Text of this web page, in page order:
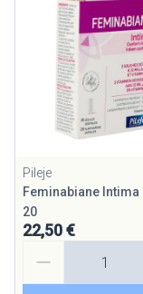
Pileje
Feminabiane Intima
20
22,50 €